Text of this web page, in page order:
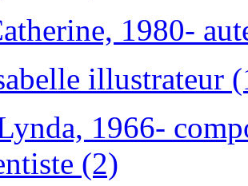
1980-
illustrateur
1966-
(2)